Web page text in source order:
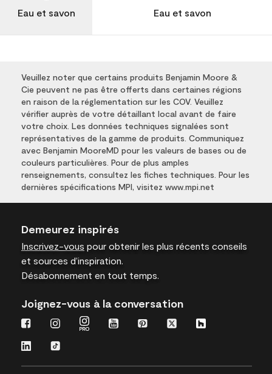
Eau et savon Eau et savon
Veuillez noter que certains produits Benjamin Moore &
Cie peuvent ne pas être offerts dans certaines régions
en raison de la réglementation sur les COV. Veuillez
vérifier auprès de votre détaillant local avant de faire
votre choix. Les données techniques signalées sont
représentatives de la gamme de produits. Communiquez
avec Benjamin MooreMD pour les valeurs de bases ou de
couleurs particulières. Pour de plus amples
renseignements, consultez les fiches techniques. Pour les
dernières spécifications MPI, visitez www.mpi.net
Demeurez inspirés
Inscrivez-vous pour obtenir les plus récents conseils
et sources d’inspiration.
Désabonnement en tout temps.
Joignez-vous à la conversation